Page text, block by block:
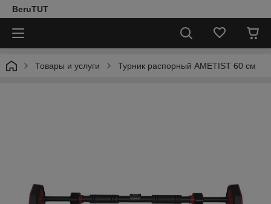
BeruTUT
Товары и услуги Турник распорный AMETIST 60 см